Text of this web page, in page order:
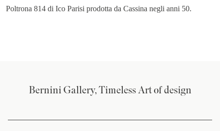
Poltrona 814 di Ico Parisi prodotta da Cassina negli anni 50.
Bernini Gallery, Timeless Art of design